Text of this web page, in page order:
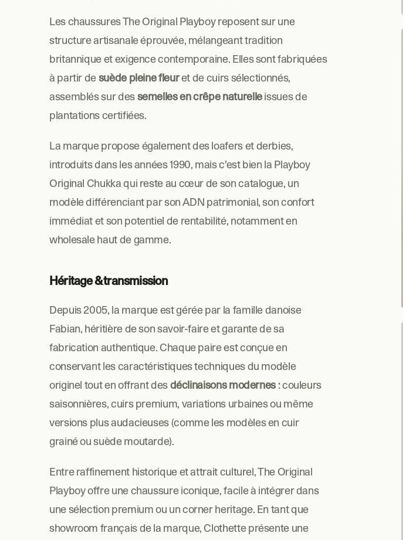
Les chaussures The Original Playboy reposent sur une
structure artisanale éprouvée, mélangeant tradition
britannique et exigence contemporaine. Elles sont fabriquées
à partir de suède pleine fleur et de cuirs sélectionnés,
assemblés sur des semelles en crêpe naturelle issues de
plantations certifiées.
La marque propose également des loafers et derbies,
introduits dans les années 1990, mais c’est bien la Playboy
Original Chukka qui reste au cœur de son catalogue, un
modèle différenciant par son ADN patrimonial, son confort
immédiat et son potentiel de rentabilité, notamment en
wholesale haut de gamme.
Héritage & transmission
Depuis 2005, la marque est gérée par la famille danoise
Fabian, héritière de son savoir-faire et garante de sa
fabrication authentique. Chaque paire est conçue en
conservant les caractéristiques techniques du modèle
originel tout en offrant des déclinaisons modernes : couleurs
saisonnières, cuirs premium, variations urbaines ou même
versions plus audacieuses (comme les modèles en cuir
grainé ou suède moutarde).
Entre raffinement historique et attrait culturel, The Original
Playboy offre une chaussure iconique, facile à intégrer dans
une sélection premium ou un corner heritage. En tant que
showroom français de la marque, Clothette présente une